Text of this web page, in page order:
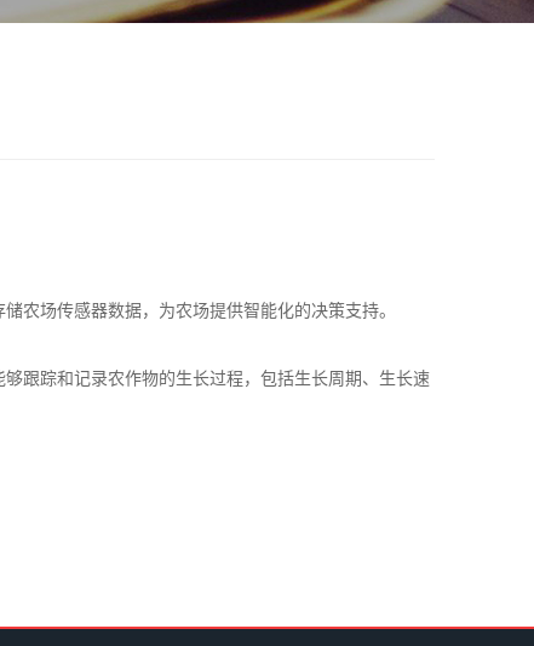
农场传感器数据，为农场提供智能化的决策支持。
跟踪和记录农作物的生长过程，包括生长周期、生长速